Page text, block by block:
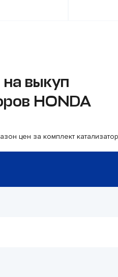
выкуп
HONDA
цен за комплект